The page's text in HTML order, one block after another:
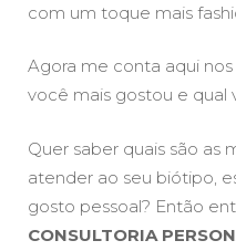
com um toque mais
Agora me conta aqui
você mais gostou e qual
Quer saber quais são as
atender ao seu biótipo,
gosto pessoal? Então
CONSULTORIA